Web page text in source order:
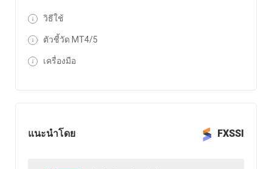
วิธีใช้
ตัวชี้วัด MT4/5
เครื่องมือ
แนะนำโดย FXSSI